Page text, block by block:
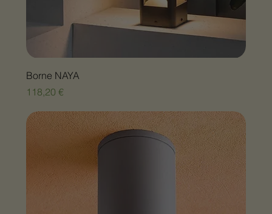
Borne NAYA
Prix
118,20 €